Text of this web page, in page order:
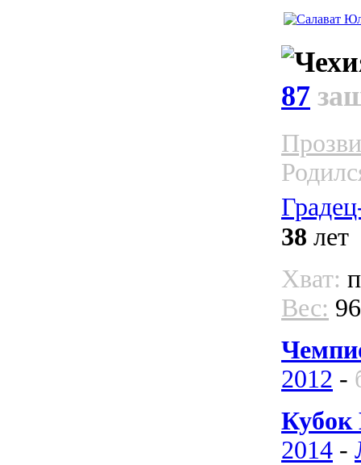
87
38 лет
Хват:
Вес:
2012 -
Кубок
2014 -